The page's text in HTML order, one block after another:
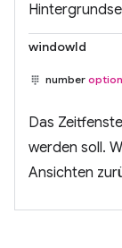
windowId
number
Das
werden soll.
Ansichten